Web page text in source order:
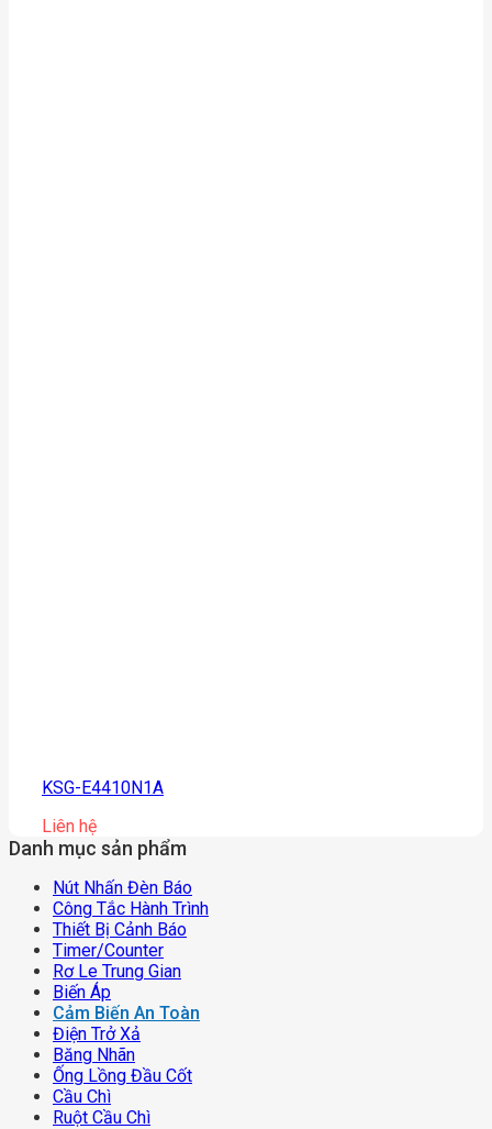
KSG-E4410N1A
Liên hệ
Danh mục sản phẩm
Nút Nhấn Đèn Báo
Công Tắc Hành Trình
Thiết Bị Cảnh Báo
Timer/counter
Rơ Le Trung Gian
Biến Áp
Cảm Biến An Toàn
Điện Trở Xả
Băng Nhãn
Ống Lồng Đầu Cốt
Cầu Chì
Ruột Cầu Chì